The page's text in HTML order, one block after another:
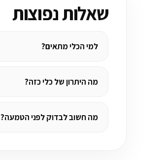
שאלות נפוצות
למי הכלי מתאים?
מה היתרון של כלי כזה?
מה חשוב לבדוק לפני הטמעה?